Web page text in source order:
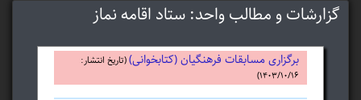
گزارشات و مطالب واحد: ستاد اقامه نماز
برگزاری مسابقات فرهنگیان (کتابخوانی)(تاریخ انتشار:
۱۴۰۳/۱۰/۱۶)